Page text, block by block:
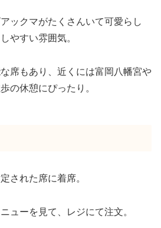
ックマがたくさんいて可愛らし
やすい雰囲気。
席もあり、近くには富岡八幡宮や
の休憩にぴったり。
された席に着席。
ューを見て、レジにて注文。